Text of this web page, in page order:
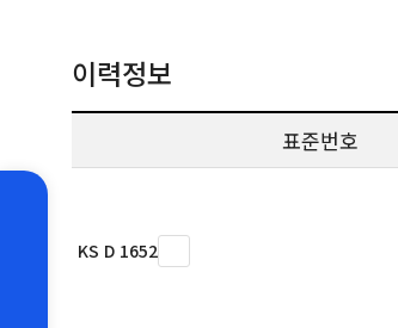
이력정보
표준번호
KS D 1652